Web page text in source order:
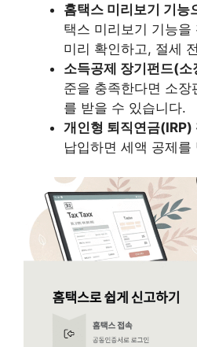
홈택스 미리보기 기능
택스 미리보기 기능
미리 확인하고, 절세
소득공제 장기펀드(소
준을 충족한다면 소장
를 받을 수 있습니다.
개인형 퇴직연금(IRP)
납입하면 세액 공제